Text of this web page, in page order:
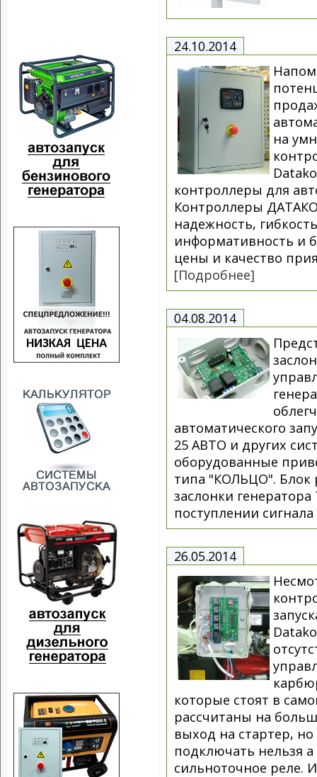
24.10.2014
на
контроллеры для
Контроллеры
надежность,
информативность и
цены и качество
[Подробнее]
04.08.2014
автоматического
25 АВТО и других
оборудованные
типа "КОЛЬЦО". Блок
заслонки
поступлении
26.05.2014
которые стоят в
рассчитаны на
выход на стартер,
подключать нельзя
сильноточное реле.